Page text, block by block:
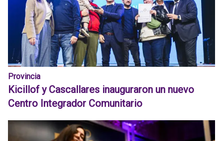
Provincia
Kicillof y Cascallares inauguraron un nuevo
Centro Integrador Comunitario